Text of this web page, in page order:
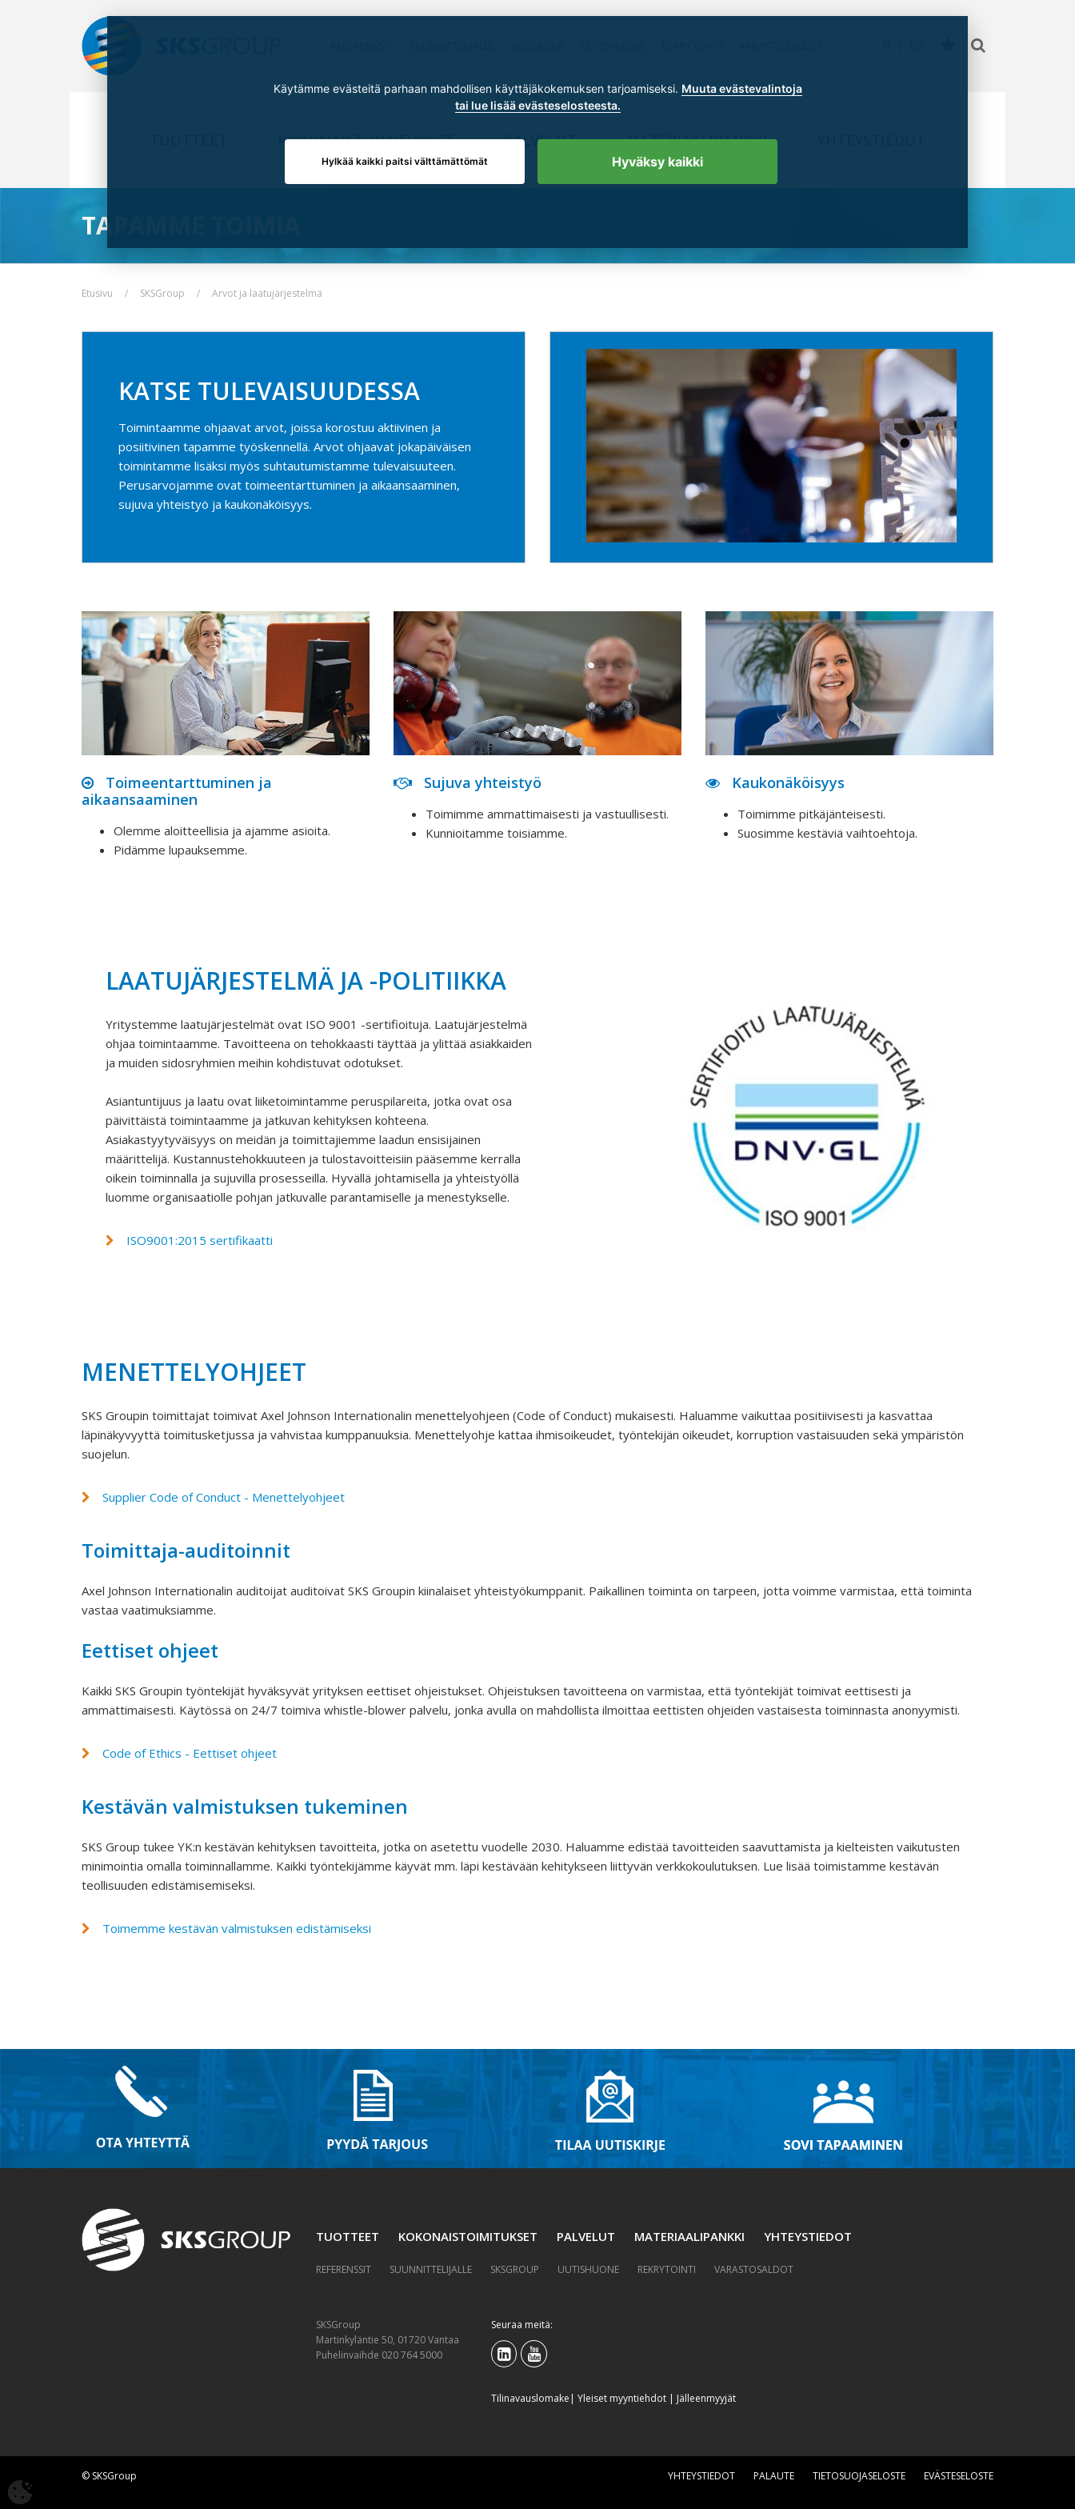
KOKONAISTOIMITUKSET PALVELUT MATERIAALIPANKKI
TAPAMME TOIMIA
Etusivu SKSGroup Arvot ja laatujärjestelmä
KATSE TULEVAISUUDESSA
Toimintaamme ohjaavat arvot, joissa korostuu aktiivinen ja
posiitivinen tapamme työskennellä. Arvot ohjaavat jokapäiväisen
toimintamme lisäksi myös suhtautumistamme tulevaisuuteen.
Perusarvojamme ovat toimeentarttuminen ja aikaansaaminen,
sujuva yhteistyö ja kaukonäköisyys.
Toimeentarttuminen ja
aikaansaaminen
Olemme aloitteellisia ja ajamme asioita.
Pidämme lupauksemme.
Sujuva yhteistyö
Toimimme ammattimaisesti ja vastuullisesti.
Kunnioitamme toisiamme.
Kaukonäköisyys
Toimimme pitkäjänteisesti.
Suosimme kestäviä vaihtoehtoja.
LAATUJÄRJESTELMÄ JA -POLITIIKKA
Yritystemme laatujärjestelmät ovat ISO 9001 -sertifioituja. Laatujärjestelmä
ohjaa toimintaamme. Tavoitteena on tehokkaasti täyttää ja ylittää asiakkaiden
ja muiden sidosryhmien meihin kohdistuvat odotukset.
Asiantuntijuus ja laatu ovat liiketoimintamme peruspilareita, jotka ovat osa
päivittäistä toimintaamme ja jatkuvan kehityksen kohteena.
Asiakastyytyväisyys on meidän ja toimittajiemme laadun ensisijainen
määrittelijä. Kustannustehokkuuteen ja tulostavoitteisiin pääsemme kerralla
oikein toiminnalla ja sujuvilla prosesseilla. Hyvällä johtamisella ja yhteistyöllä
luomme organisaatiolle pohjan jatkuvalle parantamiselle ja menestykselle.
ISO9001:2015 sertifikaatti
MENETTELYOHJEET
SKS Groupin toimittajat toimivat Axel Johnson Internationalin menettelyohjeen (Code of Conduct) mukaisesti. Haluamme vaikuttaa positiivisesti ja kasvattaa
läpinäkyvyyttä toimitusketjussa ja vahvistaa kumppanuuksia. Menettelyohje kattaa ihmisoikeudet, työntekijän oikeudet, korruption vastaisuuden sekä ympäristön
suojelun.
Supplier Code of Conduct - Menettelyohjeet
Toimittaja-auditoinnit
Axel Johnson Internationalin auditoijat auditoivat SKS Groupin kiinalaiset yhteistyökumppanit. Paikallinen toiminta on tarpeen, jotta voimme varmistaa, että toiminta
vastaa vaatimuksiamme.
Eettiset ohjeet
Kaikki SKS Groupin työntekijät hyväksyvät yrityksen eettiset ohjeistukset. Ohjeistuksen tavoitteena on varmistaa, että työntekijät toimivat eettisesti ja
ammattimaisesti. Käytössä on 24/7 toimiva whistle-blower palvelu, jonka avulla on mahdollista ilmoittaa eettisten ohjeiden vastaisesta toiminnasta anonyymisti.
Code of Ethics - Eettiset ohjeet
Kestävän valmistuksen tukeminen
SKS Group tukee YK:n kestävän kehityksen tavoitteita, jotka on asetettu vuodelle 2030. Haluamme edistää tavoitteiden saavuttamista ja kielteisten vaikutusten
minimointia omalla toiminnallamme. Kaikki työntekijämme käyvät mm. läpi kestävään kehitykseen liittyvän verkkokoulutuksen. Lue lisää toimistamme kestävän
teollisuuden edistämisemiseksi.
Toimemme kestävän valmistuksen edistämiseksi
TUOTTEET KOKONAISTOIMITUKSET PALVELUT MATERIAALIPANKKI YHTEYSTIEDOT
REFERENSSIT SUUNNITTELIJALLE SKSGROUP UUTISHUONE REKRYTOINTI VARASTOSALDOT
SKSGroup
Martinkyläntie 50, 01720 Vantaa
Puhelinvaihde 020 764 5000
Seuraa meitä:
Tilinavauslomake | Yleiset myyntiehdot| Jälleenmyyjät
© SKSGroup YHTEYSTIEDOT PALAUTE TIETOSUOJASELOSTE EVÄSTESELOSTE
Käytämme evästeitä parhaan mahdollisen käyttäjäkokemuksen tarjoamiseksi. Muuta evästevalintoja
tai lue lisää evästeselosteesta.
Hyväksy kaikki
Hylkää kaikki paitsi välttämättömät